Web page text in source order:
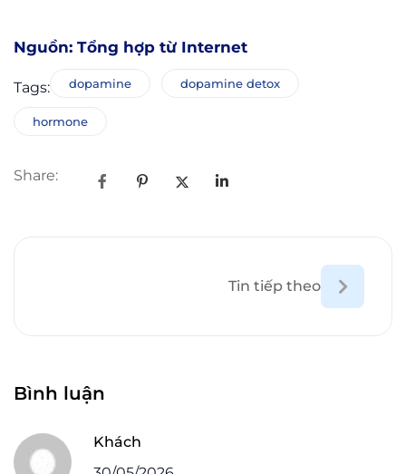
Tags: dopamine dopamine detox
hormone
Share:
Tin tiếp theo
Bình luận
Khách